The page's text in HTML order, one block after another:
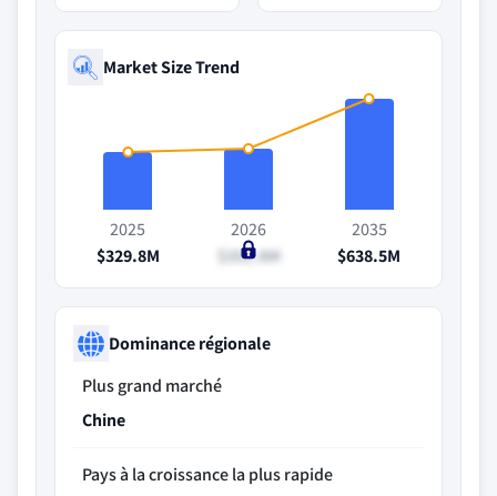
Market Size Trend
2025
$329.8M
2026
$351.8M
2035
$638.5M
Dominance régionale
Plus grand marché
Chine
Pays à la croissance la plus rapide